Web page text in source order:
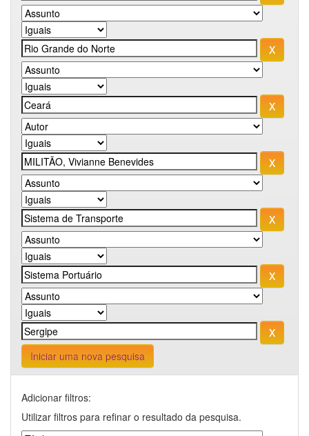
Iniciar uma nova pesquisa
Adicionar filtros:
Utilizar filtros para refinar o resultado da pesquisa.